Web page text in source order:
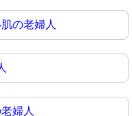
の老婦人
婦人